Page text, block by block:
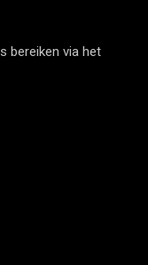
bereiken via het